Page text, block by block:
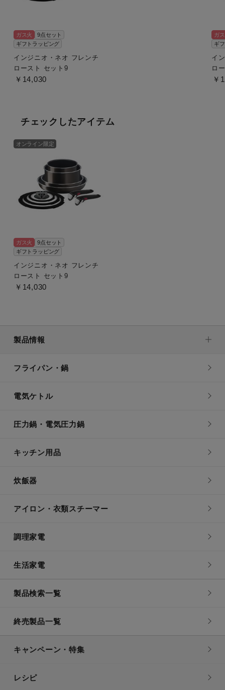
ガス火
9点セット
ギフトラッピング
インジニオ・ネオ フレンチ
ロースト セット9
￥14,030
ガ
ギ
イ
ロ
￥
チェックしたアイテム
オンライン限定
ガス火
9点セット
ギフトラッピング
インジニオ・ネオ フレンチ
ロースト セット9
￥14,030
製品情報
フライパン・鍋
電気ケトル
圧力鍋・電気圧力鍋
キッチン用品
炊飯器
アイロン・衣類スチーマー
調理家電
生活家電
製品検索一覧
終売製品一覧
キャンペーン・特集
レシピ